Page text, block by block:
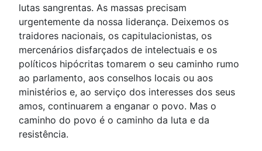
lutas sangrentas. As massas precisam
urgentemente da nossa liderança. Deixemos os
traidores nacionais, os capitulacionistas, os
mercenários disfarçados de intelectuais e os
políticos hipócritas tomarem o seu caminho rumo
ao parlamento, aos conselhos locais ou aos
ministérios e, ao serviço dos interesses dos seus
amos, continuarem a enganar o povo. Mas o
caminho do povo é o caminho da luta e da
resistência.